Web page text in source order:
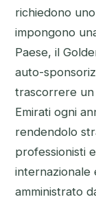
richiedono
impongono
Paese, il
auto-
trascorrere un
Emirati ogni
rendendolo
professionisti
internazionale
amministrato